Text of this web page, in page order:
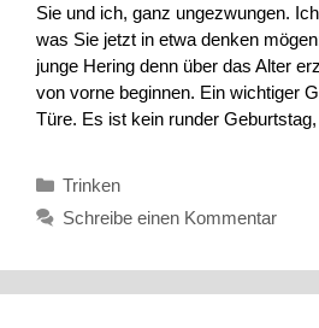
Sie und ich, ganz ungezwungen.
was Sie jetzt in etwa denken
junge Hering denn über das Alter
von vorne beginnen. Ein wichtiger
Türe. Es ist kein runder
Kategorien
Trinken
Schreibe einen Kommentar